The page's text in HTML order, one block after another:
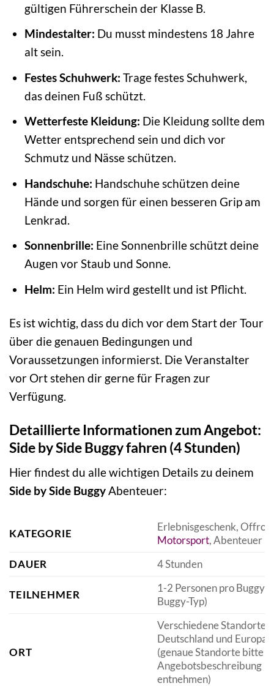
gültigen Führerschein der Klasse B.
Mindestalter: Du musst mindestens 18 Jahre
alt sein.
Festes Schuhwerk: Trage festes Schuhwerk,
das deinen Fuß schützt.
Wetterfeste Kleidung: Die Kleidung sollte dem
Wetter entsprechend sein und dich vor
Schmutz und Nässe schützen.
Handschuhe: Handschuhe schützen deine
Hände und sorgen für einen besseren Grip am
Lenkrad.
Sonnenbrille: Eine Sonnenbrille schützt deine
Augen vor Staub und Sonne.
Helm: Ein Helm wird gestellt und ist Pflicht.
Es ist wichtig, dass du dich vor dem Start der Tour
über die genauen Bedingungen und
Voraussetzungen informierst. Die Veranstalter
vor Ort stehen dir gerne für Fragen zur
Verfügung.
Detaillierte Informationen zum Angebot:
Side by Side Buggy fahren (4 Stunden)
Hier findest du alle wichtigen Details zu deinem
Side by Side BuggyAbenteuer:
KATEGORIE
Erlebnisgeschenk,
Motorsport, Abenteuer
DAUER
4 Stunden
TEILNEHMER
1-2 Personen pro Buggy
Buggy-Typ)
ORT
Verschiedene Standorte
Deutschland und Europa
(genaue Standorte bitte
Angebotsbeschreibung
entnehmen)